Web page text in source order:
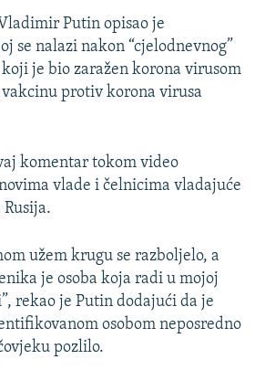
BIH
Putin opisao je
se nalazi nakon “cjelodnevnog”
je bio zaražen korona virusom
vakcinu protiv korona virusa
komentar tokom video
vlade i čelnicima vladajuće
užem krugu se razboljelo, a
je osoba koja radi u mojoj
rekao je Putin dodajući da je
osobom neposredno
pozlilo.